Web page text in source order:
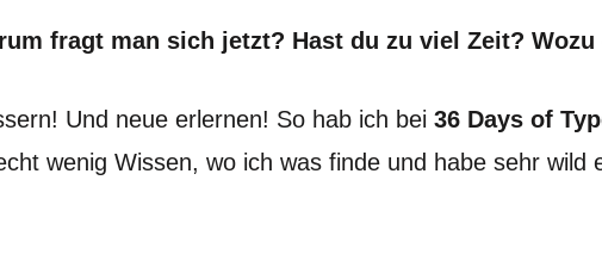
fragt man sich jetzt? Hast du zu viel Zeit? Wozu
Und neue erlernen! So hab ich bei 36 Days of
wenig Wissen, wo ich was finde und habe sehr wild